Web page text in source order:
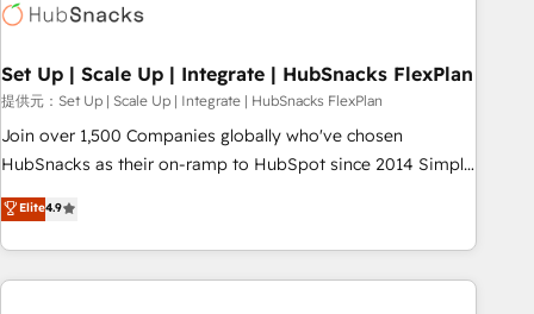
Award 🏆2022 Platform Migration Excellence Impact Award
Impact Award 🏆2019 Marketing Enablement HubSpot
Impact Award 🏆2018 Website Design HubSpot Impact
Award 🏆2017 Website Design HubSpot Impact Award 🏆
2016 Growth-Driven Design Agency of the Year 🏆2016
Driven Design Agency of the Year 🏆2015 Became the 5th
Agency to reach Diamond 🏆2014 HubSpot COS
Set Up | Scale Up | Integrate | HubSnacks FlexPlan
提供元：Set Up | Scale Up | Integrate | HubSnacks FlexPlan
Join over 1,500 Companies globally who've chosen
HubSnacks as their on-ramp to HubSpot since 2014 Simple
pay-as-you-go plans that accelerate value... 1️⃣ Set Up |
Onboarding New or Check-fixing existing HubSpot portals
2️⃣ Scale Up | 100% HubSpot Task Execution... Global 24/7 ...
All Experts 3️⃣ Integrate | your entire Tech Stack with Custom
Elite4.9